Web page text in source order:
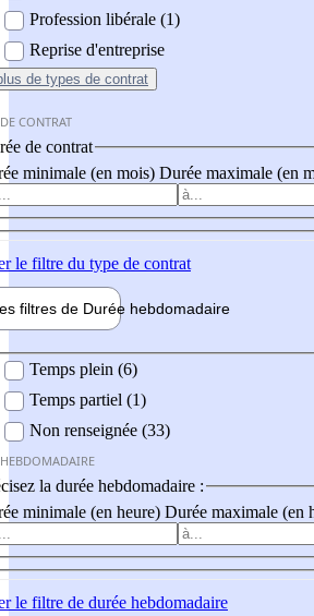
Profession libérale (1)
Reprise d'entreprise
de types de contrat
CONTRAT
de contrat
minimale (en mois) Durée maximale (en
le filtre du type de contrat
filtres de Durée hebdomadaire
Temps plein (6)
Temps partiel (1)
Non renseignée (33)
la durée hebdomadaire :
minimale (en heure) Durée maximale (en
le filtre de durée hebdomadaire